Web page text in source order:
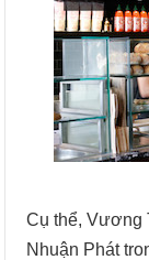
Cụ thể, Vương
Nhuận Phát